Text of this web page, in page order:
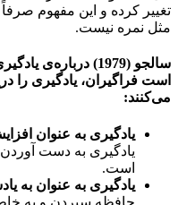
تغییر کرده و این مفهوم
مثل نمره نیست.
سالجو (1979)
است فراگیران، یادگیری را
می‌کنند:
یادگیری به عنوان
یادگیری به دست
است.
یادگیری به عنوان به
حافظه سپردن و به